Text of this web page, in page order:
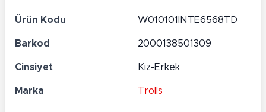
Ürün Kodu W010101INTE6568TD
Barkod 2000138501309
Cinsiyet Kız-Erkek
Marka Trolls